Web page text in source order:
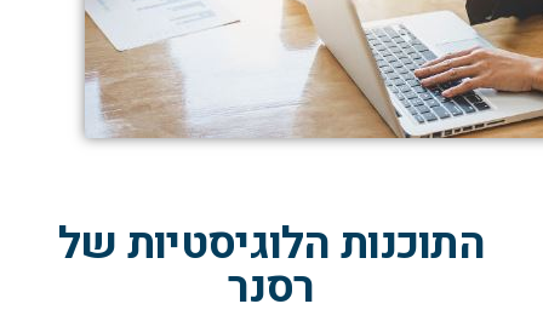
התוכנות הלוגיסטיות של
רסנר